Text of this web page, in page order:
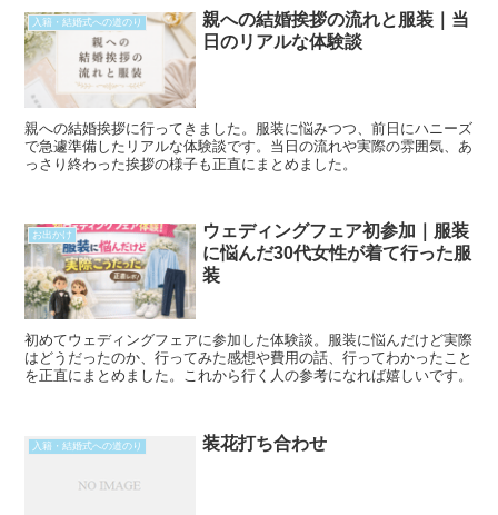
入籍・結婚式への道のり
親への結婚挨拶の流れと服装｜当
日のリアルな体験談
親への結婚挨拶に行ってきました。服装に悩みつつ、前日にハニーズ
で急遽準備したリアルな体験談です。当日の流れや実際の雰囲気、あ
っさり終わった挨拶の様子も正直にまとめました。
お出かけ
ウェディングフェア初参加｜服装
に悩んだ30代女性が着て行った服
装
初めてウェディングフェアに参加した体験談。服装に悩んだけど実際
はどうだったのか、行ってみた感想や費用の話、行ってわかったこと
を正直にまとめました。これから行く人の参考になれば嬉しいです。
入籍・結婚式への道のり 装花打ち合わせ